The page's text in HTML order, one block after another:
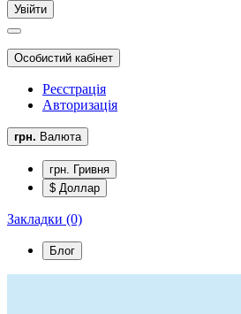
Особистий кабінет
Реєстрація
Авторизація
грн. Валюта
грн. Гривня
$ Доллар
Закладки (0)
Блог